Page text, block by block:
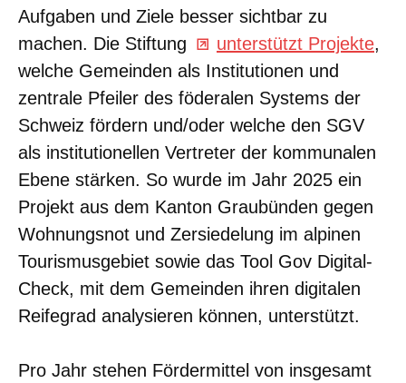
Aufgaben und Ziele besser sichtbar zu
machen. Die Stiftung
unterstützt Projekte,
welche Gemeinden als Institutionen und
zentrale Pfeiler des föderalen Systems der
Schweiz fördern und/oder welche den SGV
als institutionellen Vertreter der kommunalen
Ebene stärken. So wurde im Jahr 2025 ein
Projekt aus dem Kanton Graubünden gegen
Wohnungsnot und Zersiedelung im alpinen
Tourismusgebiet sowie das Tool Gov Digital-
Check, mit dem Gemeinden ihren digitalen
Reifegrad analysieren können, unterstützt.
Pro Jahr stehen Fördermittel von insgesamt